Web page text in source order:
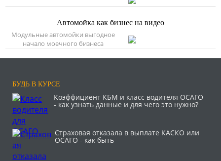
Автомойка как бизнес на видео
Модульные автомойки выгодное
начало моечного бизнеса
БУДЬ В КУРСЕ
Коэффициент КБМ и класс водителя ОСАГО
- как узнать данные и для чего это нужно?
Страховая отказала в выплате КАСКО или
ОСАГО - как быть